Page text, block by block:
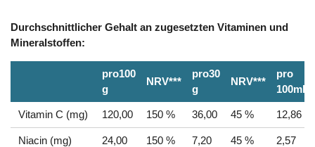
Durchschnittlicher Gehalt an zugesetzten Vitaminen und
Mineralstoffen:
pro100
g
NRV***
pro30
g
NRV***
pro
Vitamin C (mg) 120,00 150 % 36,00 45 % 12,86
Niacin (mg) 24,00 150 % 7,20 45 % 2,57